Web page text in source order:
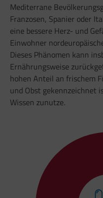
Mediterrane
Franzosen, Spanier oder
eine bessere Herz- und
Einwohner
Dieses Phänomen kann
Ernährungsweise
hohen Anteil an frischem
und Obst gekennzeichnet
Wissen zunutze.